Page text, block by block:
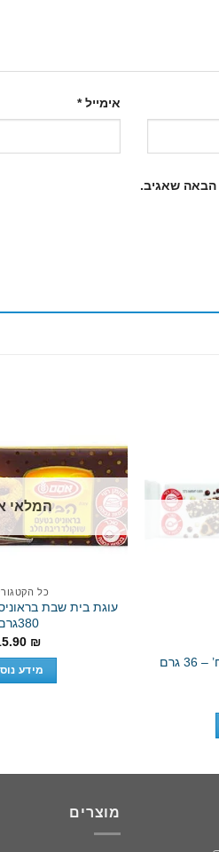
אימייל*
הבאה שאגיב.
מארז פסקזמן 2 גוד 20 יח’ – 36 גרם
המלאי
כל
עוגת בית שבת
380גרם
₪
מידע
מוצרים